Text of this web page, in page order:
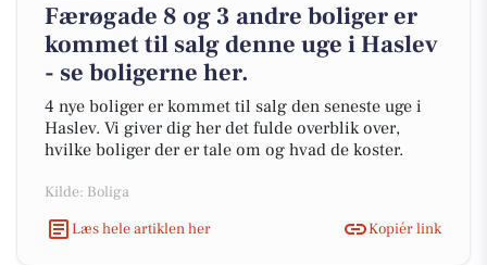
Færøgade 8 og 3 andre boliger er
kommet til salg denne uge i Haslev
- se boligerne her.
4 nye boliger er kommet til salg den seneste uge i
Haslev. Vi giver dig her det fulde overblik over,
hvilke boliger der er tale om og hvad de koster.
Kilde: Boliga
Læs hele artiklen her
Kopiér link